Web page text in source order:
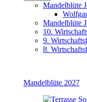
Mandelblüte
Mandelblüte
10.
9.
8.
Mandelblüte 2027